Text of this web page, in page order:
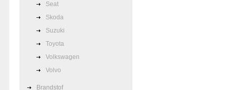
Seat
Skoda
Suzuki
Toyota
Volkswagen
Volvo
Brandstof